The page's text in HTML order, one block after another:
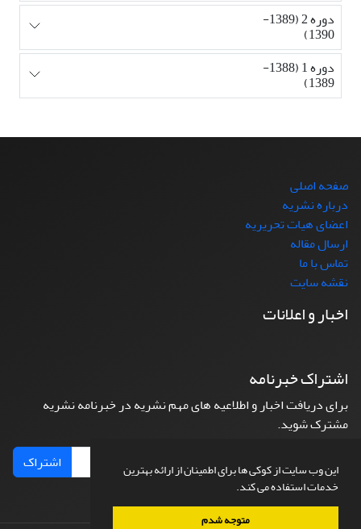
این وب سایت از کوکی ها برای اطمینان از ارائه بهترین
خدمات استفاده می کند.
متوجه شدم
دوره 2 (1389-
1390)
دوره 1 (1388-
1389)
صفحه اصلی
درباره نشریه
اعضای هیات تحریریه
ارسال مقاله
تماس با ما
نقشه سایت
اخبار و اعلانات
اشتراک خبرنامه
برای دریافت اخبار و اطلاعیه های مهم نشریه در خبرنامه نشریه
مشترک شوید.
اشتراک